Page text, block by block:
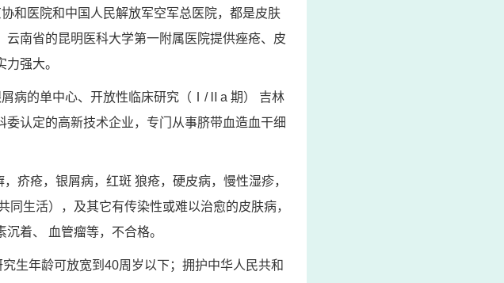
和医院和中国人民解放军空军总医院，都是皮肤
南省的昆明医科大学第一附属医院提供痤疮、皮
强大。
病的单中心、开放性临床研究（Ⅰ/Ⅱa 期） 吉林
认定的高新技术企业，专门从事脐带血造血干细
疥疮，银屑病，红斑 狼疮，硬皮病，慢性湿疹，
生活），及其它有传染性或难以治愈的皮肤病，
着、 血管瘤等，不合格。
生年龄可放宽到40周岁以下；拥护中华人民共和